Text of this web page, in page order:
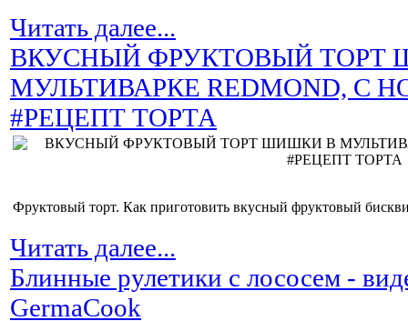
Читать далее...
ВКУСНЫЙ ФРУКТОВЫЙ ТОРТ
МУЛЬТИВАРКЕ REDMOND, С
#РЕЦЕПТ ТОРТА
Фруктовый торт. Как приготовить вкусный фруктовый
Читать далее...
Блинные рулетики с лососем -
GermaCook